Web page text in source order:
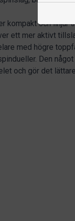
kompakt och linjär
ett mer aktivt
med högre
Den
och gör det